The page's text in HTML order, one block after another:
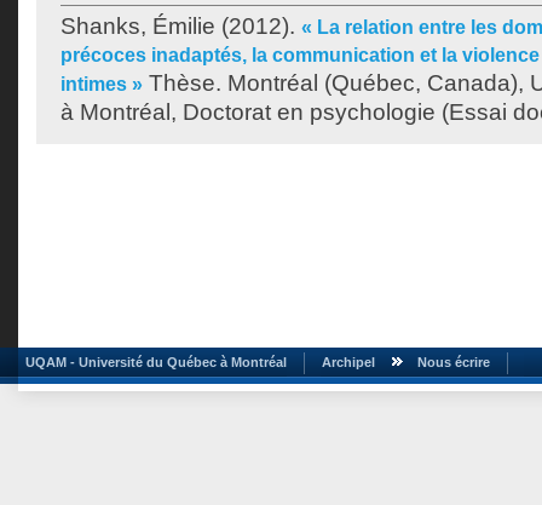
Shanks, Émilie (2012). « La relation entre les
précoces inadaptés, la communication et la
intimes » Thèse. Montréal (Québec, Canada),
à Montréal, Doctorat en psychologie (Essai
UQAM - Université du Québec à Montréal Archipel Nous écrire